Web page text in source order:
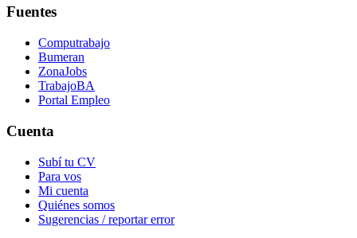
Fuentes
Computrabajo
Bumeran
ZonaJobs
TrabajoBA
Portal Empleo
Cuenta
Subí tu CV
Para vos
Mi cuenta
Quiénes somos
Sugerencias / reportar error